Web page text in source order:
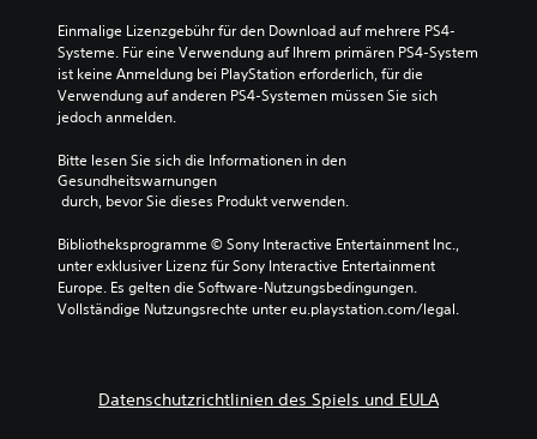
Einmalige Lizenzgebühr für den Download auf mehrere PS4-
Systeme. Für eine Verwendung auf Ihrem primären PS4-System
ist keine Anmeldung bei PlayStation erforderlich, für die
Verwendung auf anderen PS4-Systemen müssen Sie sich
jedoch anmelden.
Bitte lesen Sie sich die Informationen in den
Gesundheitswarnungen
durch, bevor Sie dieses Produkt verwenden.
Bibliotheksprogramme © Sony Interactive Entertainment Inc.,
unter exklusiver Lizenz für Sony Interactive Entertainment
Europe. Es gelten die Software-Nutzungsbedingungen.
Vollständige Nutzungsrechte unter eu.playstation.com/legal.
Datenschutzrichtlinien des Spiels und EULA